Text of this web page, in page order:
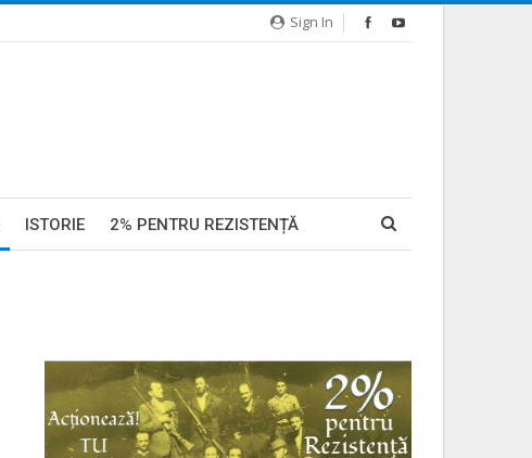
Sign In
ISTORIE 2% PENTRU REZISTENȚĂ